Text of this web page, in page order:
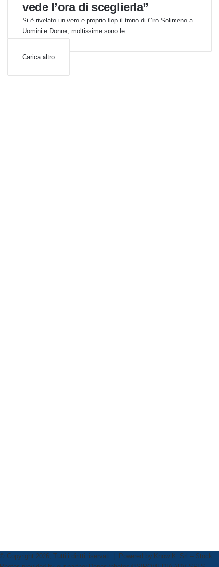
vede l’ora di sceglierla”
Si è rivelato un vero e proprio flop il trono di Ciro Solimeno a
Uomini e Donne, moltissime sono le…
Carica altro
© Copyright 2026, Tutti i diritti riservati | Powered by Know K. Srl -- Stock